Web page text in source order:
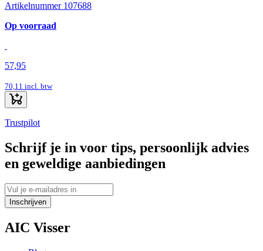
Artikelnummer 107688
Op voorraad
57,95
70,11 incl. btw
Trustpilot
Schrijf je in voor tips, persoonlijk advies
en geweldige aanbiedingen
Inschrijven
AIC Visser